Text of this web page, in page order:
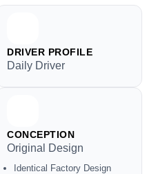
DRIVER PROFILE
Daily Driver
CONCEPTION
Original Design
Identical Factory Design